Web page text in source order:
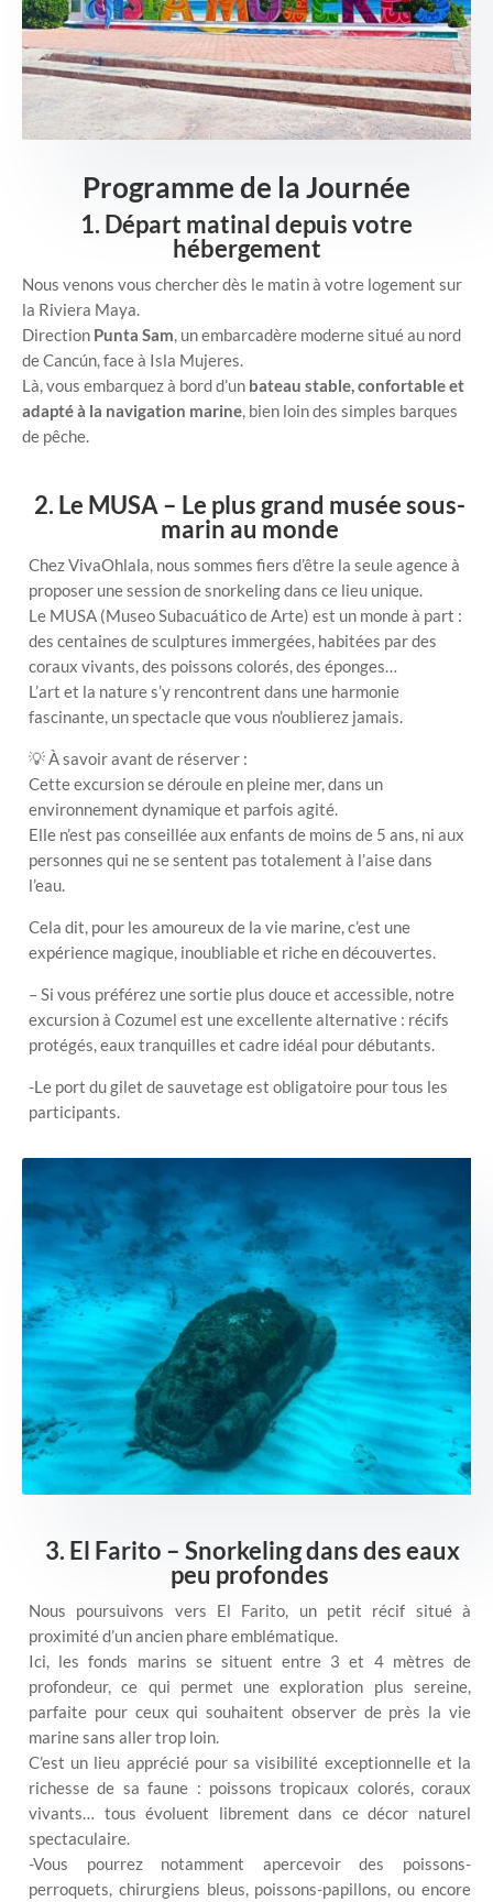
Programme de la Journée
1. Départ matinal depuis votre
hébergement
Nous venons vous chercher dès le matin à votre logement sur
la Riviera Maya.
Direction Punta Sam, un embarcadère moderne situé au nord
de Cancún, face à Isla Mujeres.
Là, vous embarquez à bord d’un bateau stable, confortable et
adapté à la navigation marine, bien loin des simples barques
de pêche.
2. Le MUSA – Le plus grand musée sous-
marin au monde
Chez VivaOhlala, nous sommes fiers d’être la seule agence à
proposer une session de snorkeling dans ce lieu unique.
Le MUSA (Museo Subacuático de Arte) est un monde à part :
des centaines de sculptures immergées, habitées par des
coraux vivants, des poissons colorés, des éponges…
L’art et la nature s’y rencontrent dans une harmonie
fascinante, un spectacle que vous n’oublierez jamais.
💡 À savoir avant de réserver :
Cette excursion se déroule en pleine mer, dans un
environnement dynamique et parfois agité.
Elle n’est pas conseillée aux enfants de moins de 5 ans, ni aux
personnes qui ne se sentent pas totalement à l’aise dans
l’eau.
Cela dit, pour les amoureux de la vie marine, c’est une
expérience magique, inoubliable et riche en découvertes.
– Si vous préférez une sortie plus douce et accessible, notre
excursion à Cozumel est une excellente alternative : récifs
protégés, eaux tranquilles et cadre idéal pour débutants.
-Le port du gilet de sauvetage est obligatoire pour tous les
participants.
3. El Farito – Snorkeling dans des eaux
peu profondes
Nous poursuivons vers El Farito, un petit récif situé à
proximité d’un ancien phare emblématique.
Ici, les fonds marins se situent entre 3 et 4 mètres de
profondeur, ce qui permet une exploration plus sereine,
parfaite pour ceux qui souhaitent observer de près la vie
marine sans aller trop loin.
C’est un lieu apprécié pour sa visibilité exceptionnelle et la
richesse de sa faune : poissons tropicaux colorés, coraux
vivants… tous évoluent librement dans ce décor naturel
spectaculaire.
-Vous pourrez notamment apercevoir des poissons-
perroquets, chirurgiens bleus, poissons-papillons, ou encore